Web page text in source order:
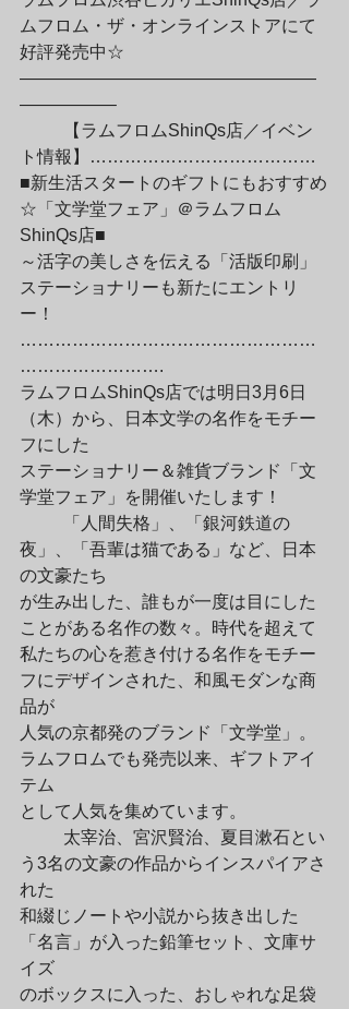
ムフロム・ザ・オンラインストアにて
好評発売中☆
—————————————————
—————–
ト情報】…………………………………
■新生活スタートのギフトにもおすすめ
☆「文学堂フェア」＠ラムフロム
ShinQs店■
～活字の美しさを伝える「活版印刷」
ステーショナリーも新たにエントリ
ー！
……………………………………………
…………………….
ラムフロムShinQs店では明日3月6日
（木）から、日本文学の名作をモチー
フにした
ステーショナリー＆雑貨ブランド「文
学堂フェア」を開催いたします！
夜」、「吾輩は猫である」など、日本
の文豪たち
が生み出した、誰もが一度は目にした
ことがある名作の数々。時代を超えて
私たちの心を惹き付ける名作をモチー
フにデザインされた、和風モダンな商
品が
人気の京都発のブランド「文学堂」。
ラムフロムでも発売以来、ギフトアイ
テム
として人気を集めています。
う3名の文豪の作品からインスパイアさ
れた
和綴じノートや小説から抜き出した
「名言」が入った鉛筆セット、文庫サ
イズ
のボックスに入った、おしゃれな足袋